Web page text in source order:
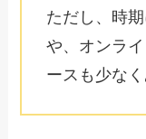
ただし、時
や、オンラ
ースも少なく